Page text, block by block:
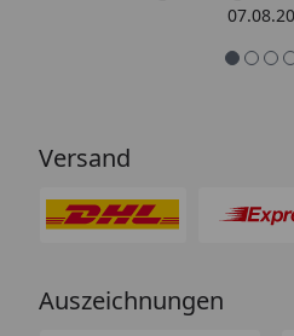
Versand
Auszeichnungen